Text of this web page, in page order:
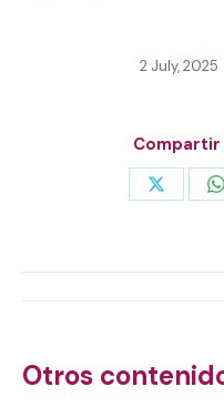
2 July, 2025
Share
Otros